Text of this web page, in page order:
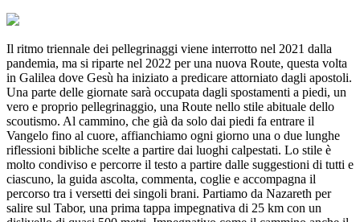
Il ritmo triennale dei pellegrinaggi viene interrotto nel 2021 dalla
pandemia, ma si riparte nel 2022 per una nuova Route, questa volta
in Galilea dove Gesù ha iniziato a predicare attorniato dagli apostoli.
Una parte delle giornate sarà occupata dagli spostamenti a piedi, un
vero e proprio pellegrinaggio, una Route nello stile abituale dello
scoutismo. Al cammino, che già da solo dai piedi fa entrare il
Vangelo fino al cuore, affianchiamo ogni giorno una o due lunghe
riflessioni bibliche scelte a partire dai luoghi calpestati. Lo stile è
molto condiviso e percorre il testo a partire dalle suggestioni di tutti e
ciascuno, la guida ascolta, commenta, coglie e accompagna il
percorso tra i versetti dei singoli brani. Partiamo da Nazareth per
salire sul Tabor, una prima tappa impegnativa di 25 km con un